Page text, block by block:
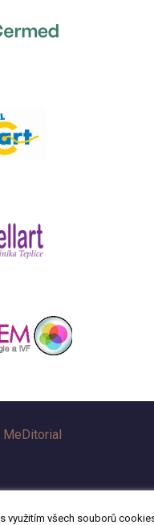
MeDitorial
využitím všech souborů